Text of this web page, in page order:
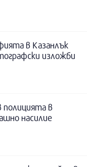
в Казанлък
изложби
полицията в
насилие